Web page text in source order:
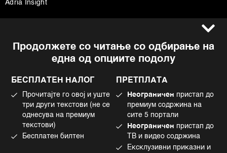
Продолжете со читање со одбирање на
една од опциите подолу
БЕСПЛАТЕН НАЛОГ
Прочитајте го овој и уште
три други текстови (не се
однесува на премиум
текстови)
Бесплатен билтен
ПРЕТПЛАТА
Неограничен пристап до
премиум содржина на
сите 5 портали
Неограничен пристап до
ТВ и видео содржина
Ексклузивни приказни и
Adria Insight
Импресум
Политика на приватност
Употреба на вештачка интелигенција
Facebook
Instagram
Tiktok
©2022 - 2026 Bloomberg L.P. All Rights Reserved. BLOOMBERG and the
BLOOMBERG logo are registered trademarks and service marks of